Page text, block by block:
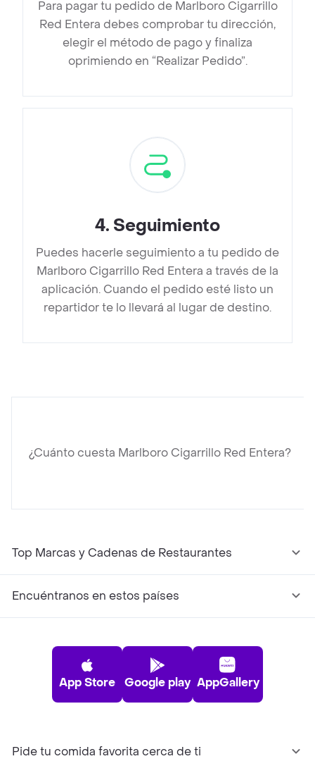
Para pagar tu pedido de Marlboro Cigarrillo
Red Entera debes comprobar tu dirección,
elegir el método de pago y finaliza
oprimiendo en “Realizar Pedido”.
4. Seguimiento
Puedes hacerle seguimiento a tu pedido de
Marlboro Cigarrillo Red Entera a través de la
aplicación. Cuando el pedido esté listo un
repartidor te lo llevará al lugar de destino.
¿Cuánto cuesta Marlboro Cigarrillo Red Entera?
Top Marcas y Cadenas de Restaurantes
Encuéntranos en estos países
App Store Google play AppGallery
Pide tu comida favorita cerca de ti